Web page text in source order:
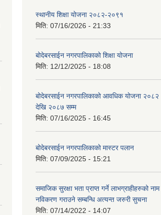
स्थानीय शिक्षा योजना २०८२-२०९१
मिति: 07/16/2026 - 21:33
बोदेबरसाईन नगरपालिकाको शिक्षा योजना
मिति: 12/12/2025 - 18:08
बोदेबरसाईन नगरपालिकाको आवधिक योजना २०८२
देखि २०८७ सम्म
मिति: 07/16/2025 - 16:45
बोदेबरसाईन नगरपालिकाको मास्टर पलान
मिति: 07/09/2025 - 15:21
समाजिक सुरक्षा भता प्राप्त गर्ने लाभग्राहीहरुको नाम
नविकरण गराउने सम्बन्धि अत्यन्त जरुरी सुचना
मिति: 07/14/2022 - 14:07